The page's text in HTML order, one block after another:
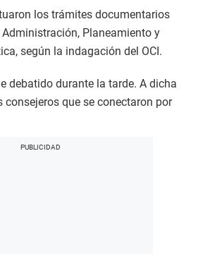
los trámites documentarios
Planeamiento y
según la indagación del OCI.
debatido durante la tarde. A dicha
consejeros que se conectaron por